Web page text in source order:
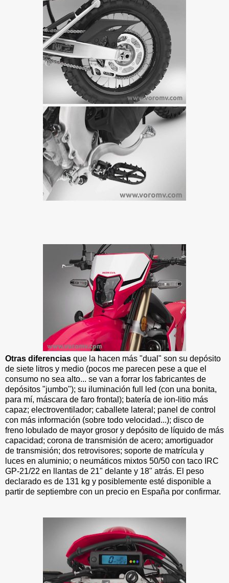
Otras diferencias que la hacen más "dual" son su depósito
de siete litros y medio (pocos me parecen pese a que el
consumo no sea alto... se van a forrar los fabricantes de
depósitos "jumbo"); su iluminación full led (con una bonita,
para mí, máscara de faro frontal); batería de ion-litio más
capaz; electroventilador; caballete lateral; panel de control
con más información (sobre todo velocidad...); disco de
freno lobulado de mayor grosor y depósito de líquido de más
capacidad; corona de transmisión de acero; amortiguador
de transmisión; dos retrovisores; soporte de matrícula y
luces en aluminio; o neumáticos mixtos 50/50 con taco IRC
GP-21/22 en llantas de 21" delante y 18" atrás. El peso
declarado es de 131 kg y posiblemente esté disponible a
partir de septiembre con un precio en España por confirmar.